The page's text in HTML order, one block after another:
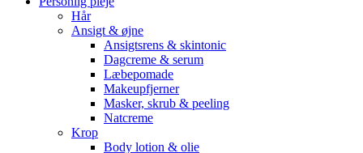
Hår
Ansigt & øjne
Ansigtsrens & skintonic
Dagcreme & serum
Læbepomade
Makeupfjerner
Masker, skrub & peeling
Natcreme
Krop
Body lotion & olie